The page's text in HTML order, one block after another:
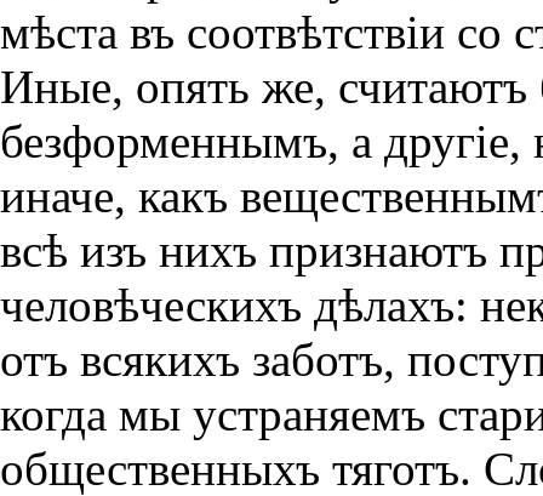
мѣста въ соотвѣтствiи со
Иные, опять же, считаютъ
безформеннымъ, а другiе,
иначе, какъ
всѣ изъ нихъ признаютъ
человѣческихъ дѣлахъ:
отъ всякихъ заботъ,
когда мы устраняемъ
общественныхъ тяготъ.